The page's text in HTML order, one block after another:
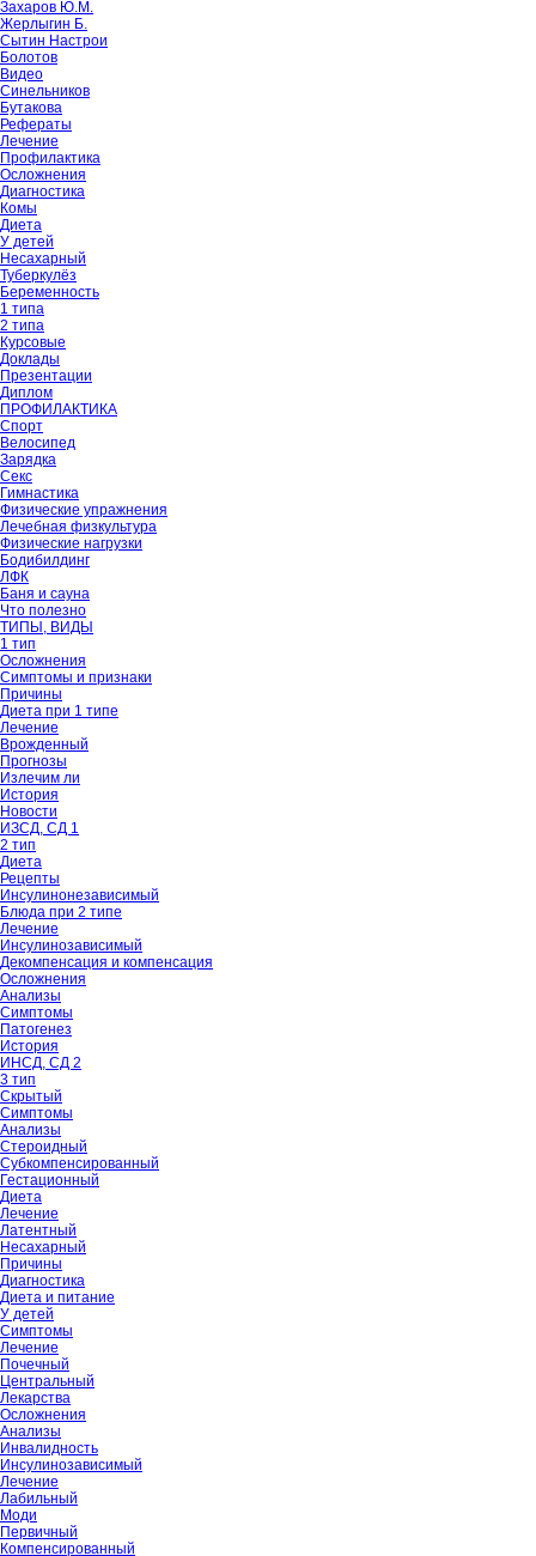
Захаров Ю.М.
Жерлыгин Б.
Сытин Настрои
Болотов
Видео
Синельников
Бутакова
Рефераты
Лечение
Профилактика
Осложнения
Диагностика
Комы
Диета
У детей
Несахарный
Туберкулёз
Беременность
1 типа
2 типа
Курсовые
Доклады
Презентации
Диплом
ПРОФИЛАКТИКА
Спорт
Велосипед
Зарядка
Секс
Гимнастика
Физические упражнения
Лечебная физкультура
Физические нагрузки
Бодибилдинг
ЛФК
Баня и сауна
Что полезно
ТИПЫ, ВИДЫ
1 тип
Осложнения
Симптомы и признаки
Причины
Диета при 1 типе
Лечение
Врожденный
Прогнозы
Излечим ли
История
Новости
ИЗСД, СД 1
2 тип
Диета
Рецепты
Инсулинонезависимый
Блюда при 2 типе
Лечение
Инсулинозависимый
Декомпенсация и компенсация
Осложнения
Анализы
Симптомы
Патогенез
История
ИНСД, СД 2
3 тип
Скрытый
Симптомы
Анализы
Стероидный
Субкомпенсированный
Гестационный
Диета
Лечение
Латентный
Несахарный
Причины
Диагностика
Диета и питание
У детей
Симптомы
Лечение
Почечный
Центральный
Лекарства
Осложнения
Анализы
Инвалидность
Инсулинозависимый
Лечение
Лабильный
Моди
Первичный
Компенсированный